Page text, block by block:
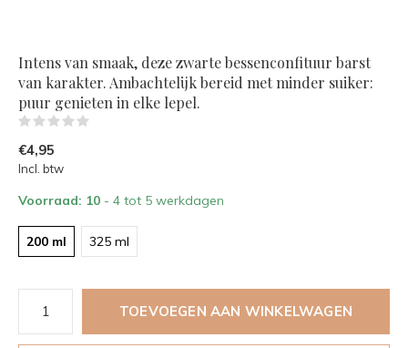
Intens van smaak, deze zwarte bessenconfituur barst
van karakter. Ambachtelijk bereid met minder suiker:
puur genieten in elke lepel.
€4,95
Incl. btw
Voorraad: 10 - 4 tot 5 werkdagen
200 ml 325 ml
TOEVOEGEN AAN WINKELWAGEN